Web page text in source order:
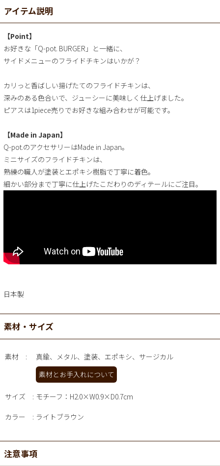
アイテム説明
【Point】
お好きな「Q-pot. BURGER」と一緒に、
サイドメニューのフライドチキンはいかが？
カリっと香ばしい揚げたてのフライドチキンは、
深みのある色合いで、ジューシーに美味しく仕上げました。
ピアスは1piece売りでお好きな組み合わせが可能です。
【Made in Japan】
Q-pot.のアクセサリーはMade in Japan。
ミニサイズのフライドチキンは、
熟練の職人が塗装とエポキシ樹脂で丁寧に着色。
細かい部分まで丁寧に仕上げたこだわりのディテールにご注目。
日本製
素材・サイズ
素材
真鍮、メタル、塗装、エポキシ、サージカル
素材とお手入れについて
サイズ モチーフ：H2.0×W0.9×D0.7cm
カラー ライトブラウン
注意事項